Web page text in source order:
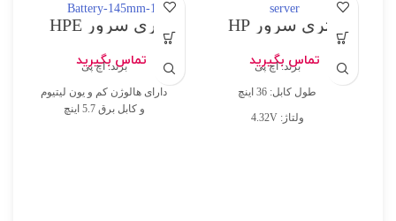
باتری سرور HP
تماس بگیرید
برند: اچ پی
طول کابل: 36 اینچ
ولتاژ: 4.32V
باتری سرور HPE
96W Smart Storage
Battery w/145mm
تماس بگیرید
برند: اچ پی
دارای هالوژن کم و یون لیتیوم
و کابل برق 5.7 اینچ